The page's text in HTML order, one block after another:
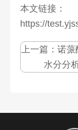
本文链接：
https://
上一篇： 诺蒎
水分分